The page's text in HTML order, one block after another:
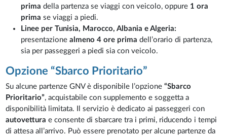
prima della partenza se viaggi con veicolo, oppure 1 ora
prima se viaggi a piedi.
Linee per Tunisia, Marocco, Albania e Algeria:
presentazionealmeno 4 ore prima dell’orario di partenza,
sia per passeggeri a piedi sia con veicolo.
Opzione “Sbarco Prioritario”
Su alcune partenze GNV è disponibile l’opzione“Sbarco
Prioritario”, acquistabile con supplemento e soggetta a
disponibilità limitata. Il servizio è dedicato ai passeggeri con
autovettura e consente di sbarcare tra i primi, riducendo i tempi
di attesa all’arrivo. Può essere prenotato per alcune partenze da